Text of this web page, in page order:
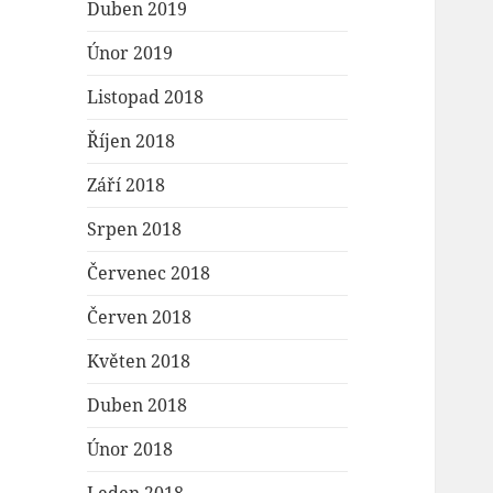
Duben 2019
Únor 2019
Listopad 2018
Říjen 2018
Září 2018
Srpen 2018
Červenec 2018
Červen 2018
Květen 2018
Duben 2018
Únor 2018